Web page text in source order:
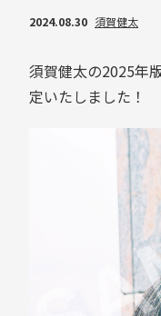
2024.08.30 須賀健太
須賀健太の2025年
定いたしました！